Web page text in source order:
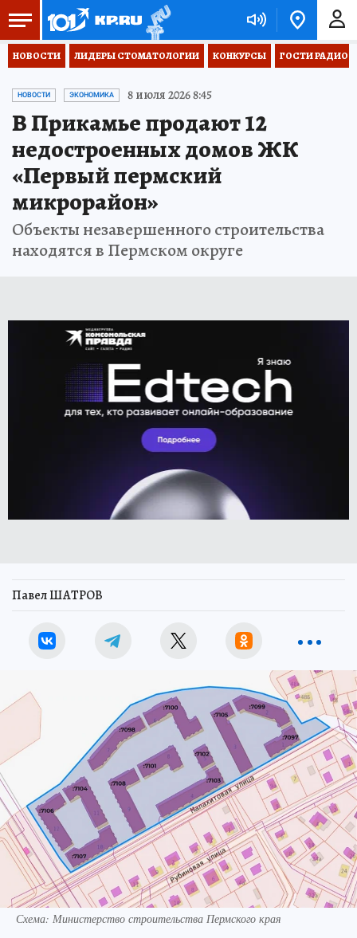
НОВОСТИ ЛИДЕРЫ СТОМАТОЛОГИИ КОНКУРСЫ ГОСТИ РАДИО
НОВОСТИ ЭКОНОМИКА 8 июля 2026 8:45
В Прикамье продают 12
недостроенных домов ЖК
«Первый пермский
микрорайон»
Объекты незавершенного строительства
находятся в Пермском округе
Павел ШАТРОВ
Схема: Министерство строительства Пермского края